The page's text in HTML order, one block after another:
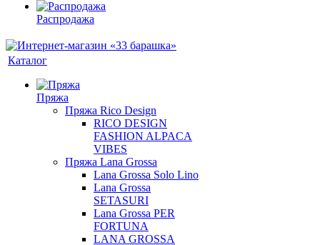
Распродажа
Каталог
Пряжа
Пряжа Rico Design
RICO DESIGN
FASHION ALPACA
VIBES
Пряжа Lana Grossa
Lana Grossa Solo Lino
Lana Grossa
SETASURI
Lana Grossa PER
FORTUNA
LANA GROSSA